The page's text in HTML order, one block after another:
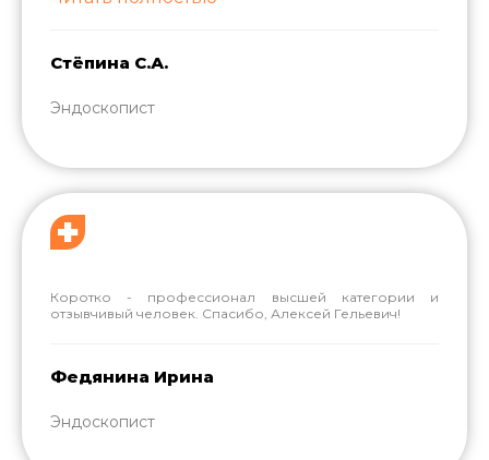
Стёпина С.А.
Эндоскопист
Коротко - профессионал высшей категории и
отзывчивый человек. Спасибо, Алексей Гельевич!
Федянина Ирина
Эндоскопист